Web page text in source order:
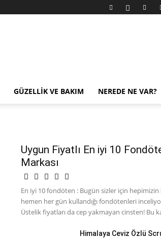
GÜZELLIK VE BAKIM NEREDE NE VAR?
Uygun Fiyatlı En iyi 10
Markası
En iyi 10 fondöten : Bugün sizler için hepimizin
hemen her gün kullandığı fondötenleri
Üstelik fiyatları da cep yakmayan cinsten! Bu
Himalaya Ceviz Özlü